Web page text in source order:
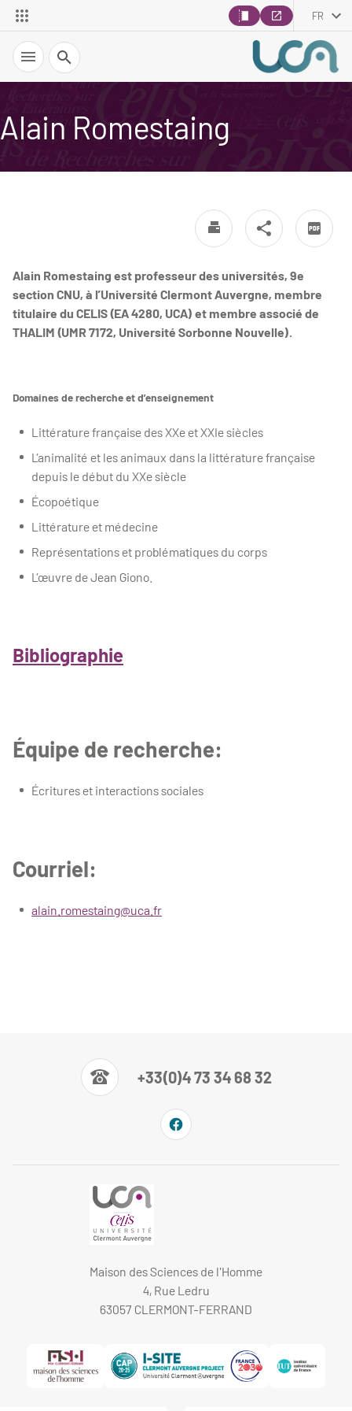
FR
Recherche
Alain Romestaing
Alain Romestaing est professeur des universités, 9e
section CNU, à l’Université Clermont Auvergne, membre
titulaire du CELIS (EA 4280, UCA) et membre associé de
THALIM (UMR 7172, Université Sorbonne Nouvelle).
Domaines de recherche et d’enseignement
Littérature française des XXe et XXIe siècles
L’animalité et les animaux dans la littérature française
depuis le début du XXe siècle
Écopoétique
Littérature et médecine
Représentations et problématiques du corps
L’œuvre de Jean Giono.
Bibliographie
Équipe de recherche:
Écritures et interactions sociales
Courriel:
alain.romestaing@uca.fr
+33(0)4 73 34 68 32
Maison des Sciences de l'Homme
4, Rue Ledru
63057 CLERMONT-FERRAND